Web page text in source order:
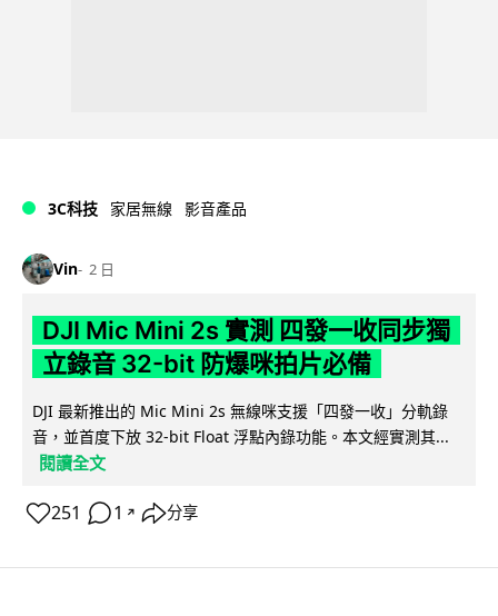
3C科技 家居無線 影音產品
Vin 2 日
DJI Mic Mini 2s 實測 四發一收同步獨
立錄音 32-bit 防爆咪拍片必備
DJI 最新推出的 Mic Mini 2s 無線咪支援「四發一收」分軌錄
音，並首度下放 32-bit Float 浮點內錄功能。本文經實測其...
閱讀全文
251 1 ↗ 分享